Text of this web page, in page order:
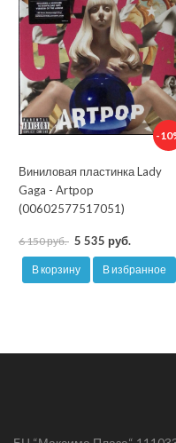
-
Виниловая пластинка Lady
Gaga - Artpop
(00602577517051)
6 150 руб. 5 535 руб.
В корзину В избранное